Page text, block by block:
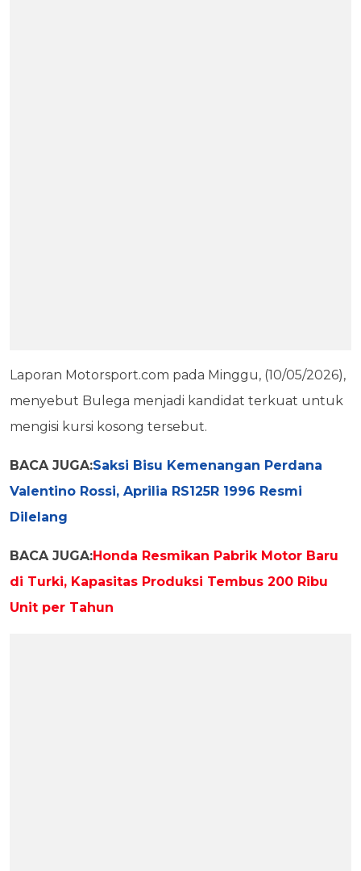
Laporan Motorsport.com pada Minggu, (10/05/2026),
menyebut Bulega menjadi kandidat terkuat untuk
mengisi kursi kosong tersebut.
BACA JUGA:Saksi Bisu Kemenangan Perdana
Valentino Rossi, Aprilia RS125R 1996 Resmi
Dilelang
BACA JUGA:Honda Resmikan Pabrik Motor Baru
di Turki, Kapasitas Produksi Tembus 200 Ribu
Unit per Tahun